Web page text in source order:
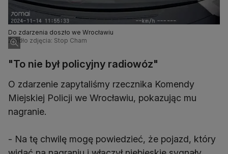
Do zdarzenia doszło we Wrocławiu
Źródło zdjęcia: Stop Cham
"To nie był policyjny radiowóz"
O zdarzenie zapytaliśmy rzecznika Komendy
Miejskiej Policji we Wrocławiu, pokazując mu
nagranie.
- Na tę chwilę mogę powiedzieć, że pojazd, który